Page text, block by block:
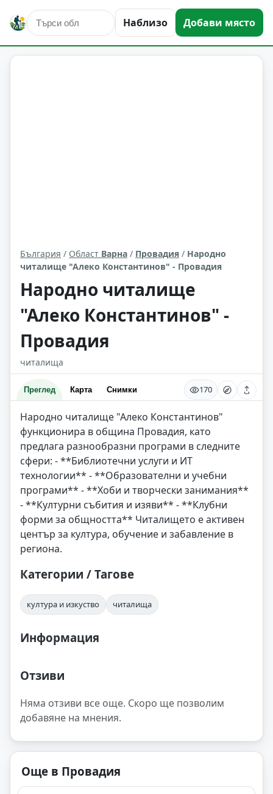
Наблизо Добави място
култура и изкуство Провадия Област: Варна
България / Област Варна / Провадия / Народно
читалище "Алеко Константинов" - Провадия
Народно читалище
"Алеко Константинов" -
Провадия
читалища
Преглед Карта Снимки 170
Народно читалище "Алеко Константинов"
функционира в община Провадия, като
предлага разнообразни програми в следните
сфери: - **Библиотечни услуги и ИТ
технологии** - **Образователни и учебни
програми** - **Хоби и творчески занимания**
- **Културни събития и изяви** - **Клубни
форми за общността** Читалището е активен
център за култура, обучение и забавление в
региона.
Категории / Тагове
култура и изкуство читалища
Информация
Отзиви
Няма отзиви все още. Скоро ще позволим
добавяне на мнения.
Още в Провадия